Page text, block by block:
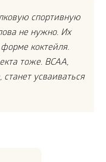
спортивную
не нужно. Их
коктейля.
тоже. BCAA,
усваиваться